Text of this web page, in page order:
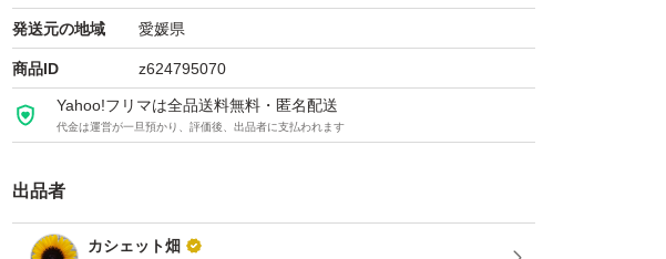
#無農薬野菜
#新人参
#人参サラダ
発送元の地域 愛媛県
商品ID z624795070
Yahoo!フリマは全品送料無料・匿名配送
代金は運営が一旦預かり、評価後、出品者に支払われます
出品者
カシェット畑